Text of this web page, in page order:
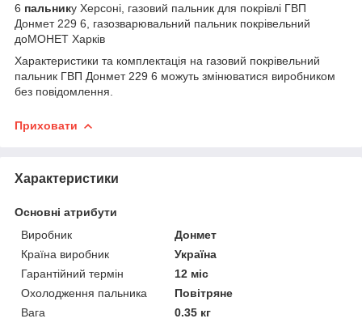
6 пальнику Херсоні, газовий пальник для покрівлі ГВП
Донмет 229 6, газозварювальний пальник покрівельний
доМОНЕТ Харків
Характеристики та комплектація на газовий покрівельний
пальник ГВП Донмет 229 6 можуть змінюватися виробником
без повідомлення.
Приховати
Характеристики
Основні атрибути
Виробник
Донмет
Країна виробник
Україна
Гарантійний термін
12 міс
Охолодження пальника
Повітряне
Вага
0.35 кг